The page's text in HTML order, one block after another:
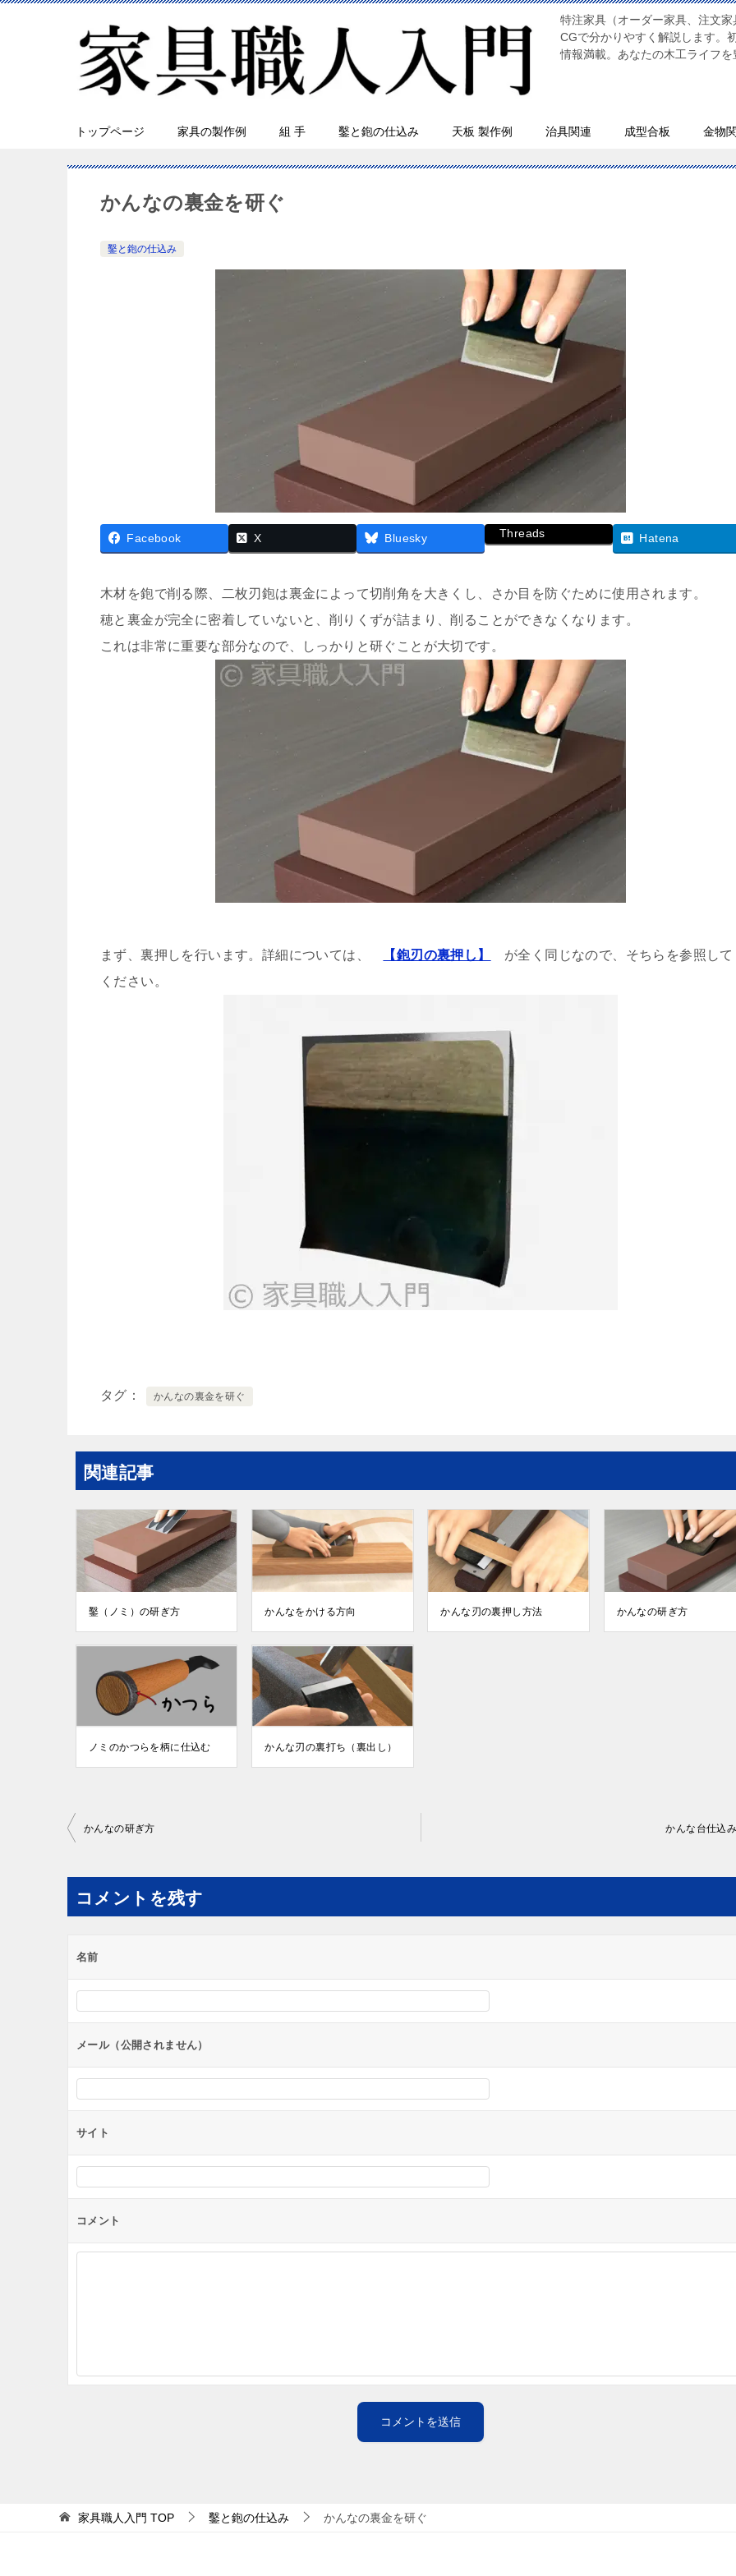
特注家具（オーダー家具、注文
CGで分かりやすく解説します。
情報満載。あなたの木工ライフ
トップページ 家具の製作例 組 手 鑿と鉋の仕込み 天板 製作例 治具関連 成型合板 金物
かんなの裏金を研ぐ
鑿と鉋の仕込み
Facebook X Bluesky Threads Hatena
木材を鉋で削る際、二枚刃鉋は裏金によって切削角を大きくし、さか目を防ぐために使用されます。
穂と裏金が完全に密着していないと、削りくずが詰まり、削ることができなくなります。
これは非常に重要な部分なので、しっかりと研ぐことが大切です。
まず、裏押しを行います。詳細については、 【鉋刃の裏押し】
が全く同じなので、そちらを参照して
ください。
タグ かんなの裏金を研ぐ
関連記事
鑿（ノミ）の研ぎ方 かんなをかける方向 かんな刃の裏押し方法 かんなの研ぎ方
ノミのかつらを柄に仕込む かんな刃の裏打ち（裏出し）
投
ナ
ビ
ー
ョ
ン
かんなの研ぎ方 かんな台仕込
コメントを残す
名前
メール（公開されません）
サイト
コメント
家具職人入門 TOP 鑿と鉋の仕込み かんなの裏金を研ぐ